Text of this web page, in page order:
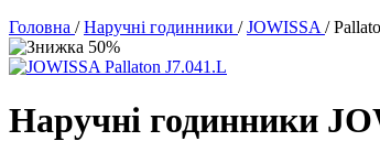
Головна /Наручні годинники /JOWISSA /
Наручні годинники